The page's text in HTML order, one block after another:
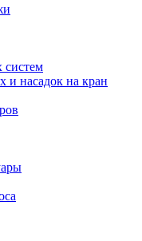
систем
и насадок на кран